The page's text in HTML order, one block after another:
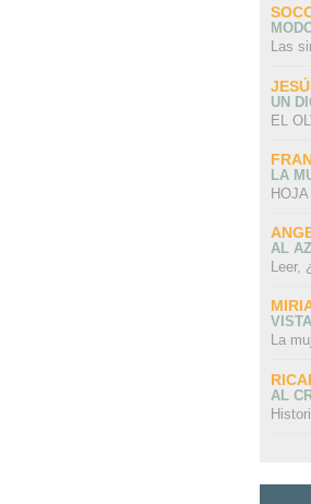
Las
UN
EL
LA
HOJA
AL
Leer,
La
AL